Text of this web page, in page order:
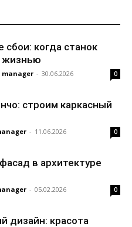
когда станок
жизнью
manager - 30.06.2026 0
строим каркасный
- 11.06.2026 0
в архитектуре
- 05.02.2026 0
дизайн: красота